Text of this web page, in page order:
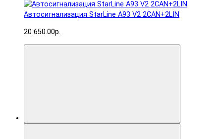
Автосигнализация StarLine A93 V2 2CAN+2LIN
20 650.00р.